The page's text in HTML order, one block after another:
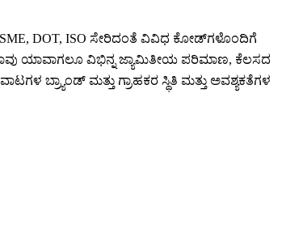
DOT, ISO ಸೇರಿದಂತೆ ವಿವಿಧ ಕೋಡ್‌ಗಳೊಂದಿಗೆ
ಯಾವಾಗಲೂ ವಿಭಿನ್ನ ಜ್ಯಾಮಿತೀಯ ಪರಿಮಾಣ, ಕೆಲಸದ
ಬ್ರ್ಯಾಂಡ್ ಮತ್ತು ಗ್ರಾಹಕರ ಸ್ಥಿತಿ ಮತ್ತು ಅವಶ್ಯಕತೆಗಳ